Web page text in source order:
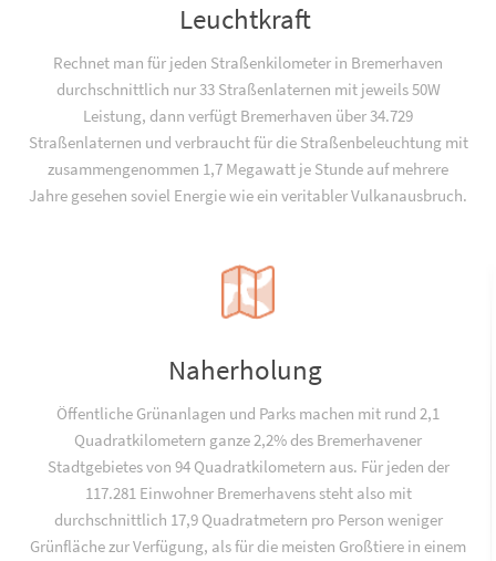
Leuchtkraft
Rechnet man für jeden Straßenkilometer in Bremerhaven
durchschnittlich nur 33 Straßenlaternen mit jeweils 50W
Leistung, dann verfügt Bremerhaven über 34.729
Straßenlaternen und verbraucht für die Straßenbeleuchtung mit
zusammengenommen 1,7 Megawatt je Stunde auf mehrere
Jahre gesehen soviel Energie wie ein veritabler Vulkanausbruch.
Naherholung
Öffentliche Grünanlagen und Parks machen mit rund 2,1
Quadratkilometern ganze 2,2% des Bremerhavener
Stadtgebietes von 94 Quadratkilometern aus. Für jeden der
117.281 Einwohner Bremerhavens steht also mit
durchschnittlich 17,9 Quadratmetern pro Person weniger
Grünfläche zur Verfügung, als für die meisten Großtiere in einem